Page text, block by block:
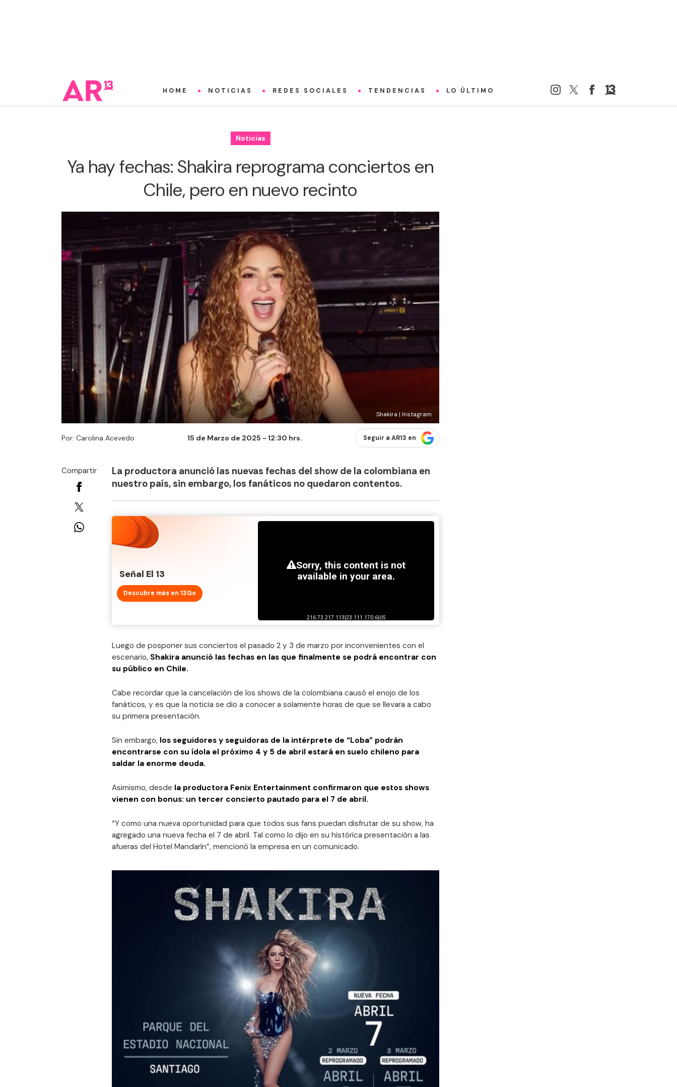
HOME NOTICIAS REDES SOCIALES TENDENCIAS LO ÚLTIMO
Noticias
Ya hay fechas: Shakira reprograma conciertos en
Chile, pero en nuevo recinto
Shakira | Instagram
Por: Carolina Acevedo 15 de Marzo de 2025 - 12:30 hrs. Seguir a AR13 en
Compartir
La productora anunció las nuevas fechas del show de la colombiana en
nuestro país, sin embargo, los fanáticos no quedaron contentos.
Señal El 13
Descubre más en 13Go
Luego de posponer sus conciertos el pasado 2 y 3 de marzo por inconvenientes con el
escenario, Shakira anunció las fechas en las que finalmente se podrá encontrar con
su público en Chile.
Cabe recordar que la cancelación de los shows de la colombiana causó el enojo de los
fanáticos, y es que la noticia se dio a conocer a solamente horas de que se llevara a cabo
su primera presentación.
Sin embargo, los seguidores y seguidoras de la intérprete de “Loba” podrán
encontrarse con su ídola el próximo 4 y 5 de abril estará en suelo chileno para
saldar la enorme deuda.
Asimismo, desde la productora Fenix Entertainment confirmaron que estos shows
vienen con bonus: un tercer concierto pautado para el 7 de abril.
“Y como una nueva oportunidad para que todos sus fans puedan disfrutar de su show, ha
agregado una nueva fecha el 7 de abril. Tal como lo dijo en su histórica presentación a las
afueras del Hotel Mandarín”, mencionó la empresa en un comunicado.